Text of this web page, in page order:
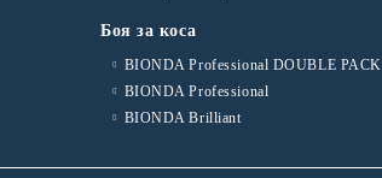
Боя за коса
BIONDA Professional DOUBLE PACK
BIONDA Professional
BIONDA Brilliant